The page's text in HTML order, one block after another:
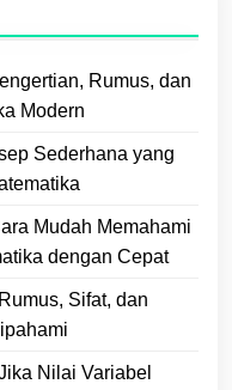
Rumus, dan
Modern
Sederhana yang
Mudah Memahami
dengan Cepat
Sifat, dan
Nilai Variabel